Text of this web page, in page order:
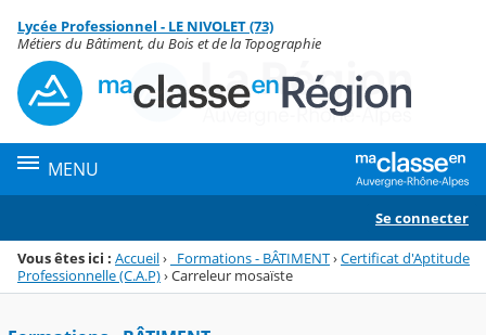
Menu de la rubrique
Contenu
Lycée Professionnel - LE NIVOLET (73)
Métiers du Bâtiment, du Bois et de la Topographie
MENU
Se connecter
Vous êtes ici : Accueil› _Formations - BÂTIMENT›Certificat d'Aptitude
Professionnelle (C.A.P)›Carreleur mosaïste